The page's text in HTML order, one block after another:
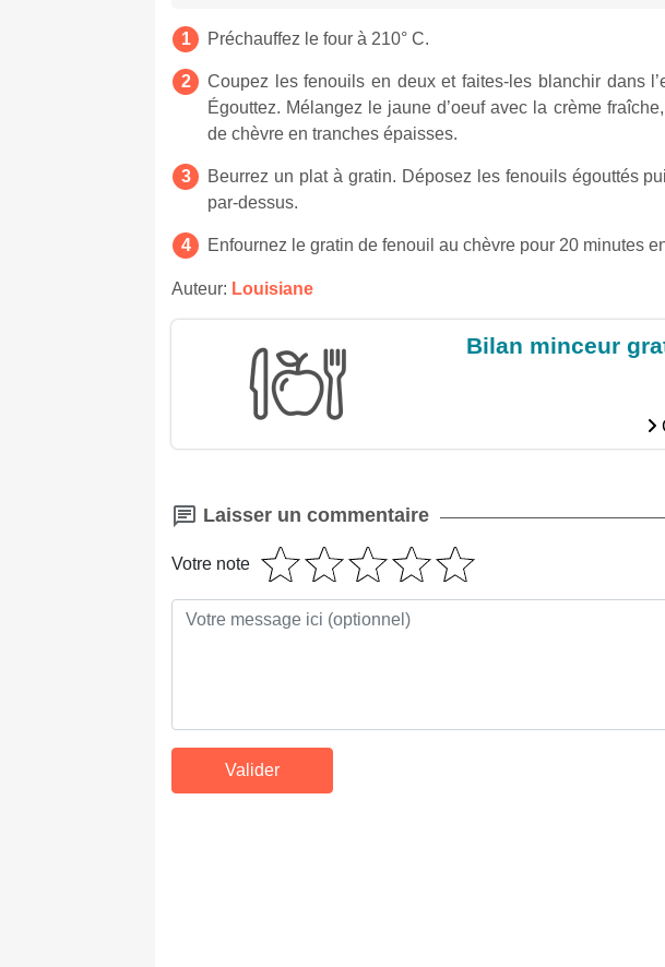
Préchauffez le four à 210° C.
Coupez les fenouils en deux et faites-les blanchir dans
Égouttez. Mélangez le jaune d’oeuf avec la crème
de chèvre en tranches épaisses.
Beurrez un plat à gratin. Déposez les fenouils égouttés
par-dessus.
Enfournez le gratin de fenouil au chèvre pour 20 minutes
Auteur: Louisiane
Bilan minceur
Laisser un commentaire
Votre note